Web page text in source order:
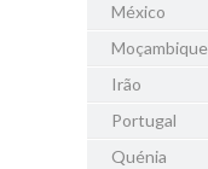
México
Moçambique
Irão
Portugal
Quénia